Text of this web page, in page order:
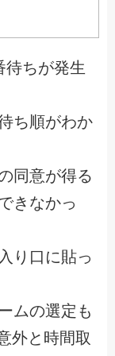
待ちが発生
ち順がわか
同意が得る
きなかっ
り口に貼っ
ムの選定も
外と時間取